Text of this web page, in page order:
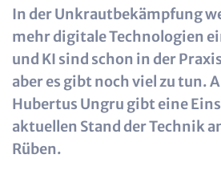
In der Unkrautbekämpfung
mehr digitale Technologien
und KI sind schon in der
aber es gibt noch viel zu tun.
Hubertus Ungru gibt eine
aktuellen Stand der Technik
Rüben.